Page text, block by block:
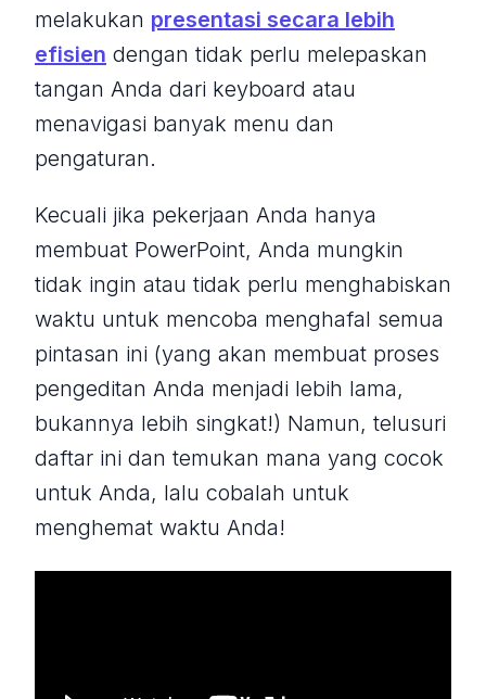
melakukan presentasi secara lebih
efisien dengan tidak perlu melepaskan
tangan Anda dari keyboard atau
menavigasi banyak menu dan
pengaturan.
Kecuali jika pekerjaan Anda hanya
membuat PowerPoint, Anda mungkin
tidak ingin atau tidak perlu menghabiskan
waktu untuk mencoba menghafal semua
pintasan ini (yang akan membuat proses
pengeditan Anda menjadi lebih lama,
bukannya lebih singkat!) Namun, telusuri
daftar ini dan temukan mana yang cocok
untuk Anda, lalu cobalah untuk
menghemat waktu Anda!